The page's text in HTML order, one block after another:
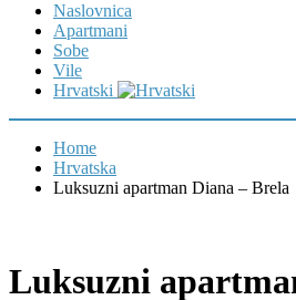
Naslovnica
Apartmani
Sobe
Vile
Hrvatski
Home
Hrvatska
Luksuzni apartman Diana – Brela
Luksuzni